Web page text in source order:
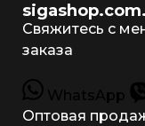
Свяжитесь с
заказа
WhatsApp
Оптовая